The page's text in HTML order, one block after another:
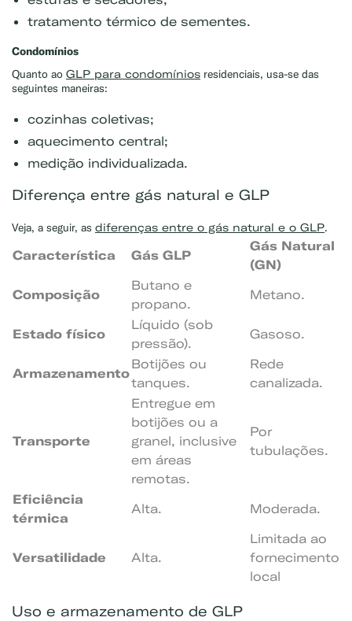
Exemplo: GLP, Liquigás, Copagaz, Gás para Comércio
tratamento térmico de sementes.
Condomínios
Quanto ao GLP para condomínios residenciais, usa-se das
seguintes maneiras:
cozinhas coletivas;
aquecimento central;
medição individualizada.
Diferença entre gás natural e GLP
Veja, a seguir, as diferenças entre o gás natural e o GLP.
Característica Gás GLP
Gás Natural
(GN)
Composição
Butano e
propano.
Metano.
Estado físico
Líquido (sob
pressão).
Gasoso.
Armazenamento
Botijões ou
tanques.
Rede
canalizada.
Transporte
Entregue em
botijões ou a
granel, inclusive
em áreas
remotas.
Por
tubulações.
Eficiência
térmica
Alta. Moderada.
Versatilidade Alta.
Limitada ao
fornecimento
local
Uso e armazenamento de GLP